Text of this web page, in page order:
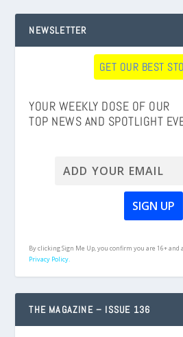
NEWSLETTER
GET OUR BEST
YOUR WEEKLY DOSE OF OUR
TOP NEWS AND SPOTLIGHT
By clicking Sign Me Up, you confirm you are 16+
Privacy Policy.
THE MAGAZINE – ISSUE 136